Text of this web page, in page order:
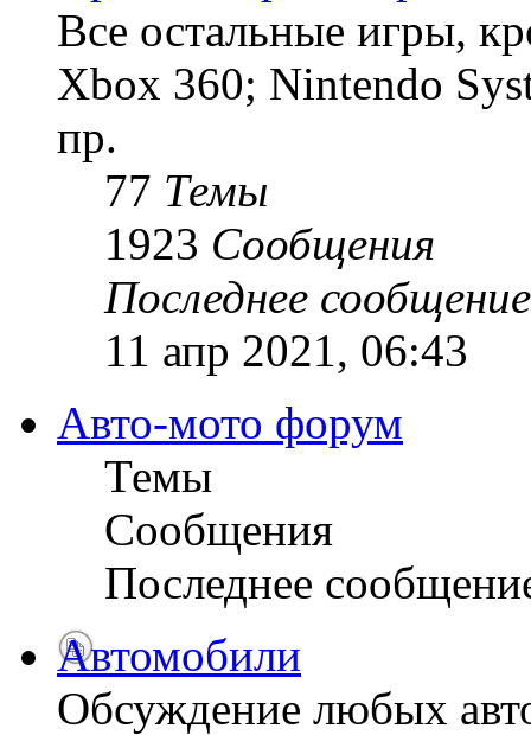
Все остальные игры,
Xbox 360; Nintendo
пр.
77 Темы
1923 Сообщения
Последнее сообщение
11 апр 2021, 06:43
Авто-мото форум
Темы
Сообщения
Последнее
Автомобили
Обсуждение любых